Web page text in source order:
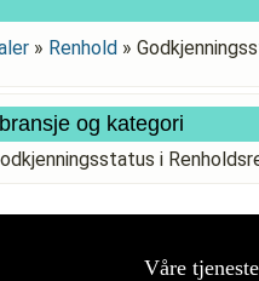
» Renhold »
og kategori
i
Våre